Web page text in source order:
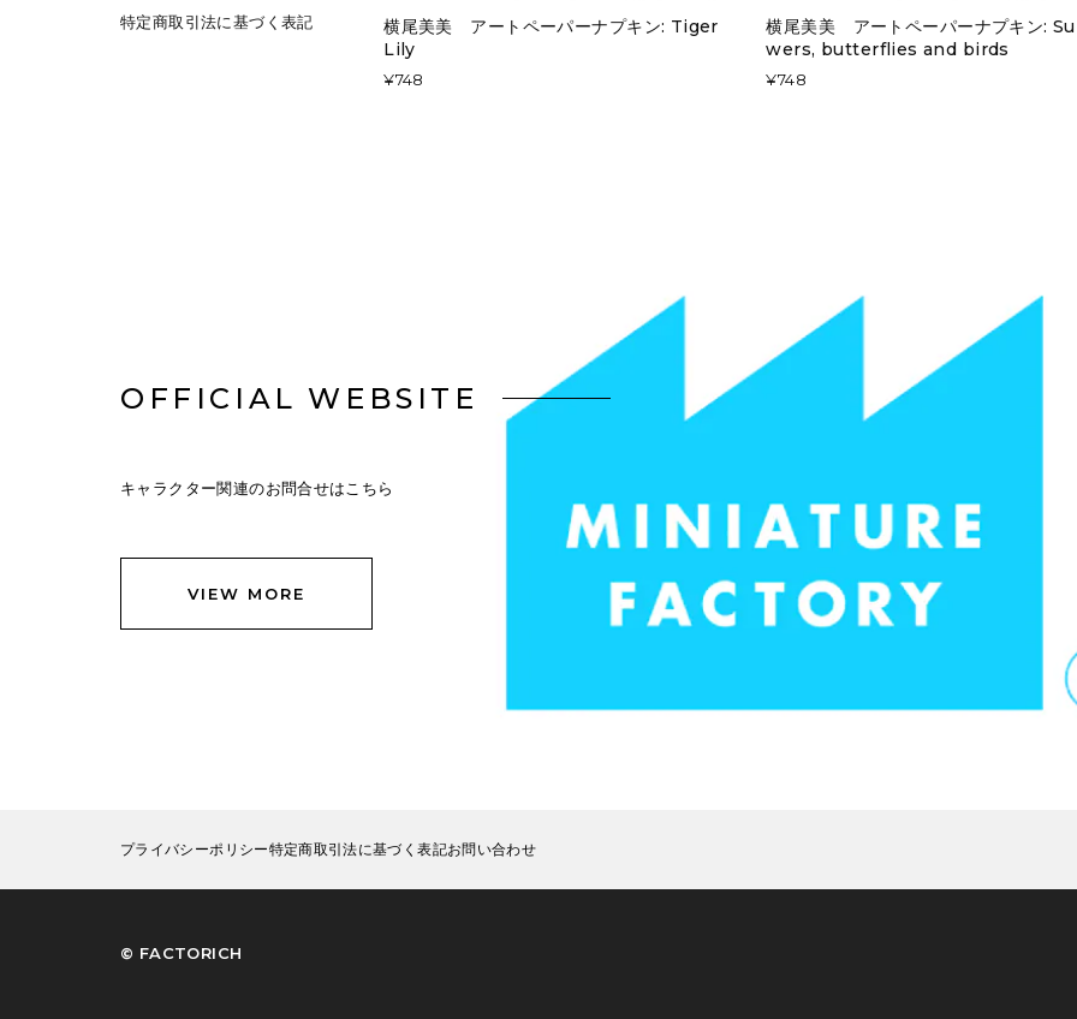
特定商取引法に基づく表記
横尾美美 アートペーパーナプキン: Tiger
Lily
¥748
横尾美美 アートペーパーナプキン:
wers, butterflies and birds
¥748
OFFICIAL WEBSITE
キャラクター関連のお問合せはこちら
VIEW MORE
プライバシーポリシー特定商取引法に基づく表記お問い合わせ
©︎ FACTORICH